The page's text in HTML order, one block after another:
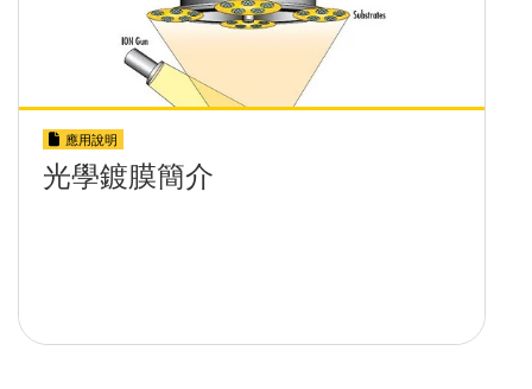
應用說明
光學鍍膜簡介